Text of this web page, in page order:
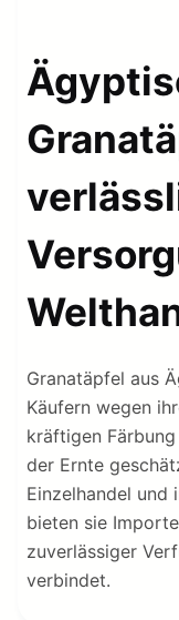
Granatäpfel aus
Käufern wegen
kräftigen
der Ernte
Einzelhandel und
bieten sie
zuverlässiger
verbindet.